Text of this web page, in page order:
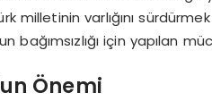
milletinin varlığını
bağımsızlığı için yapılan
Önemi